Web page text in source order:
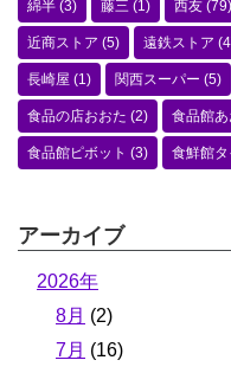
綿半 (3) 藤三 (1) 西友 (79)
近商ストア (5) 遠鉄ストア
長崎屋 (1) 関西スーパー (5)
食品の店おおた (2) 食品館
食品館ピボット (3) 食鮮館
アーカイブ
2026年
8月 (2)
7月 (16)